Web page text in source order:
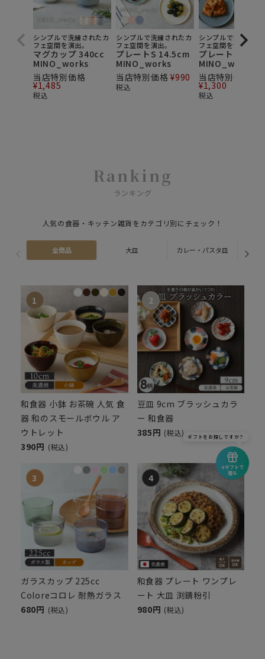
シンプルで洗練されたカ
フェ空間を演出。
マグカップ 340cc
MINO_works
当店特別価格
¥1,485
税込
シンプルで洗練されたカ
フェ空間を演出。
プレートS 14.5cm
MINO_works
当店特別価格 ¥990
税込
シンプルで洗練され
フェ空間を演出。
プレートM 20cm
MINO_works
当店特別価格
¥1,300
税込
Ranking
ランキング
人気の食器・キッチン雑貨をカテゴリ別にチェック！
全商品 大皿 カレー・パスタ皿
和食器 小鉢 お茶碗 人気 食
器 和のスモールボウル ア
ウトレット
390円 (税込)
豆皿 9cm ブラッシュカラ
ー 和食器
385円 (税込)
ガラスカップ 225cc
Coloreコロレ 耐熱ガラス
680円 (税込)
和食器 プレート ワンプレ
ート 大皿 渕錆粉引
980円 (税込)
eギフトで
贈る
ギフトをお探しですか？